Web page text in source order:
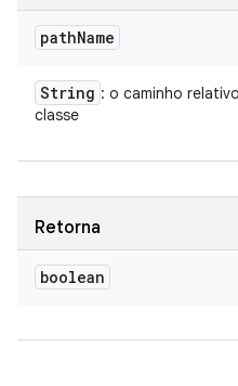
pathName
String : o caminho
classe
Retorna
boolean